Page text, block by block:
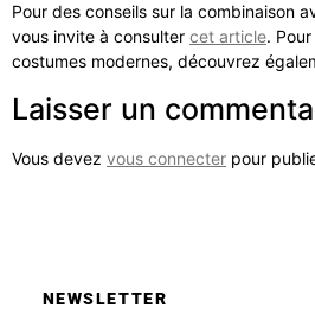
Pour des conseils sur la combinaison
vous invite à consulter cet article.
costumes modernes, découvrez
Laisser un
Vous devez vous connecter pour
NEWSLETTER